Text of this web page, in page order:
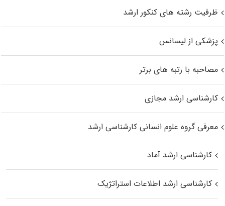
ظرفیت رشته های کنکور ارشد
پزشکی از لیسانس
مصاحبه با رتبه های برتر
کارشناسی ارشد مجازی
معرفی گروه علوم انسانی کارشناسی ارشد
کارشناسی ارشد آماد
کارشناسی ارشد اطلاعات استراتژیک